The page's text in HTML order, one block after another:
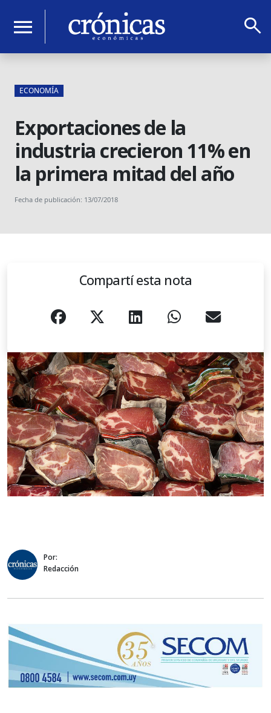
menu search
ECONOMÍA
Exportaciones de la
industria crecieron 11% en
la primera mitad del año
Fecha de publicación: 13/07/2018
Compartí esta nota
Por:
Redacción